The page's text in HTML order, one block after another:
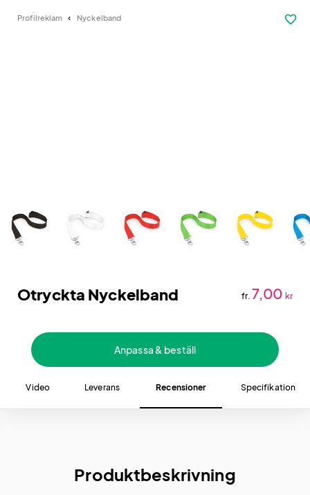
Profilreklam Nyckelband favorite_border
Otryckta Nyckelband fr. 7,00 kr
Anpassa & beställ
Video Leverans Recensioner Specifikation
Produktbeskrivning